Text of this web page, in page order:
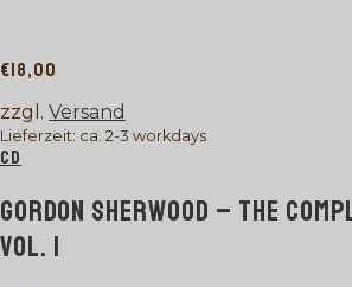
€18,00
zzgl. Versand
Lieferzeit: ca. 2-3 workdays
CD
GORDON SHERWOOD – THE
VOL. I